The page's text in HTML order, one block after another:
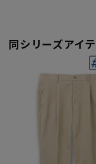
同シリーズアイ